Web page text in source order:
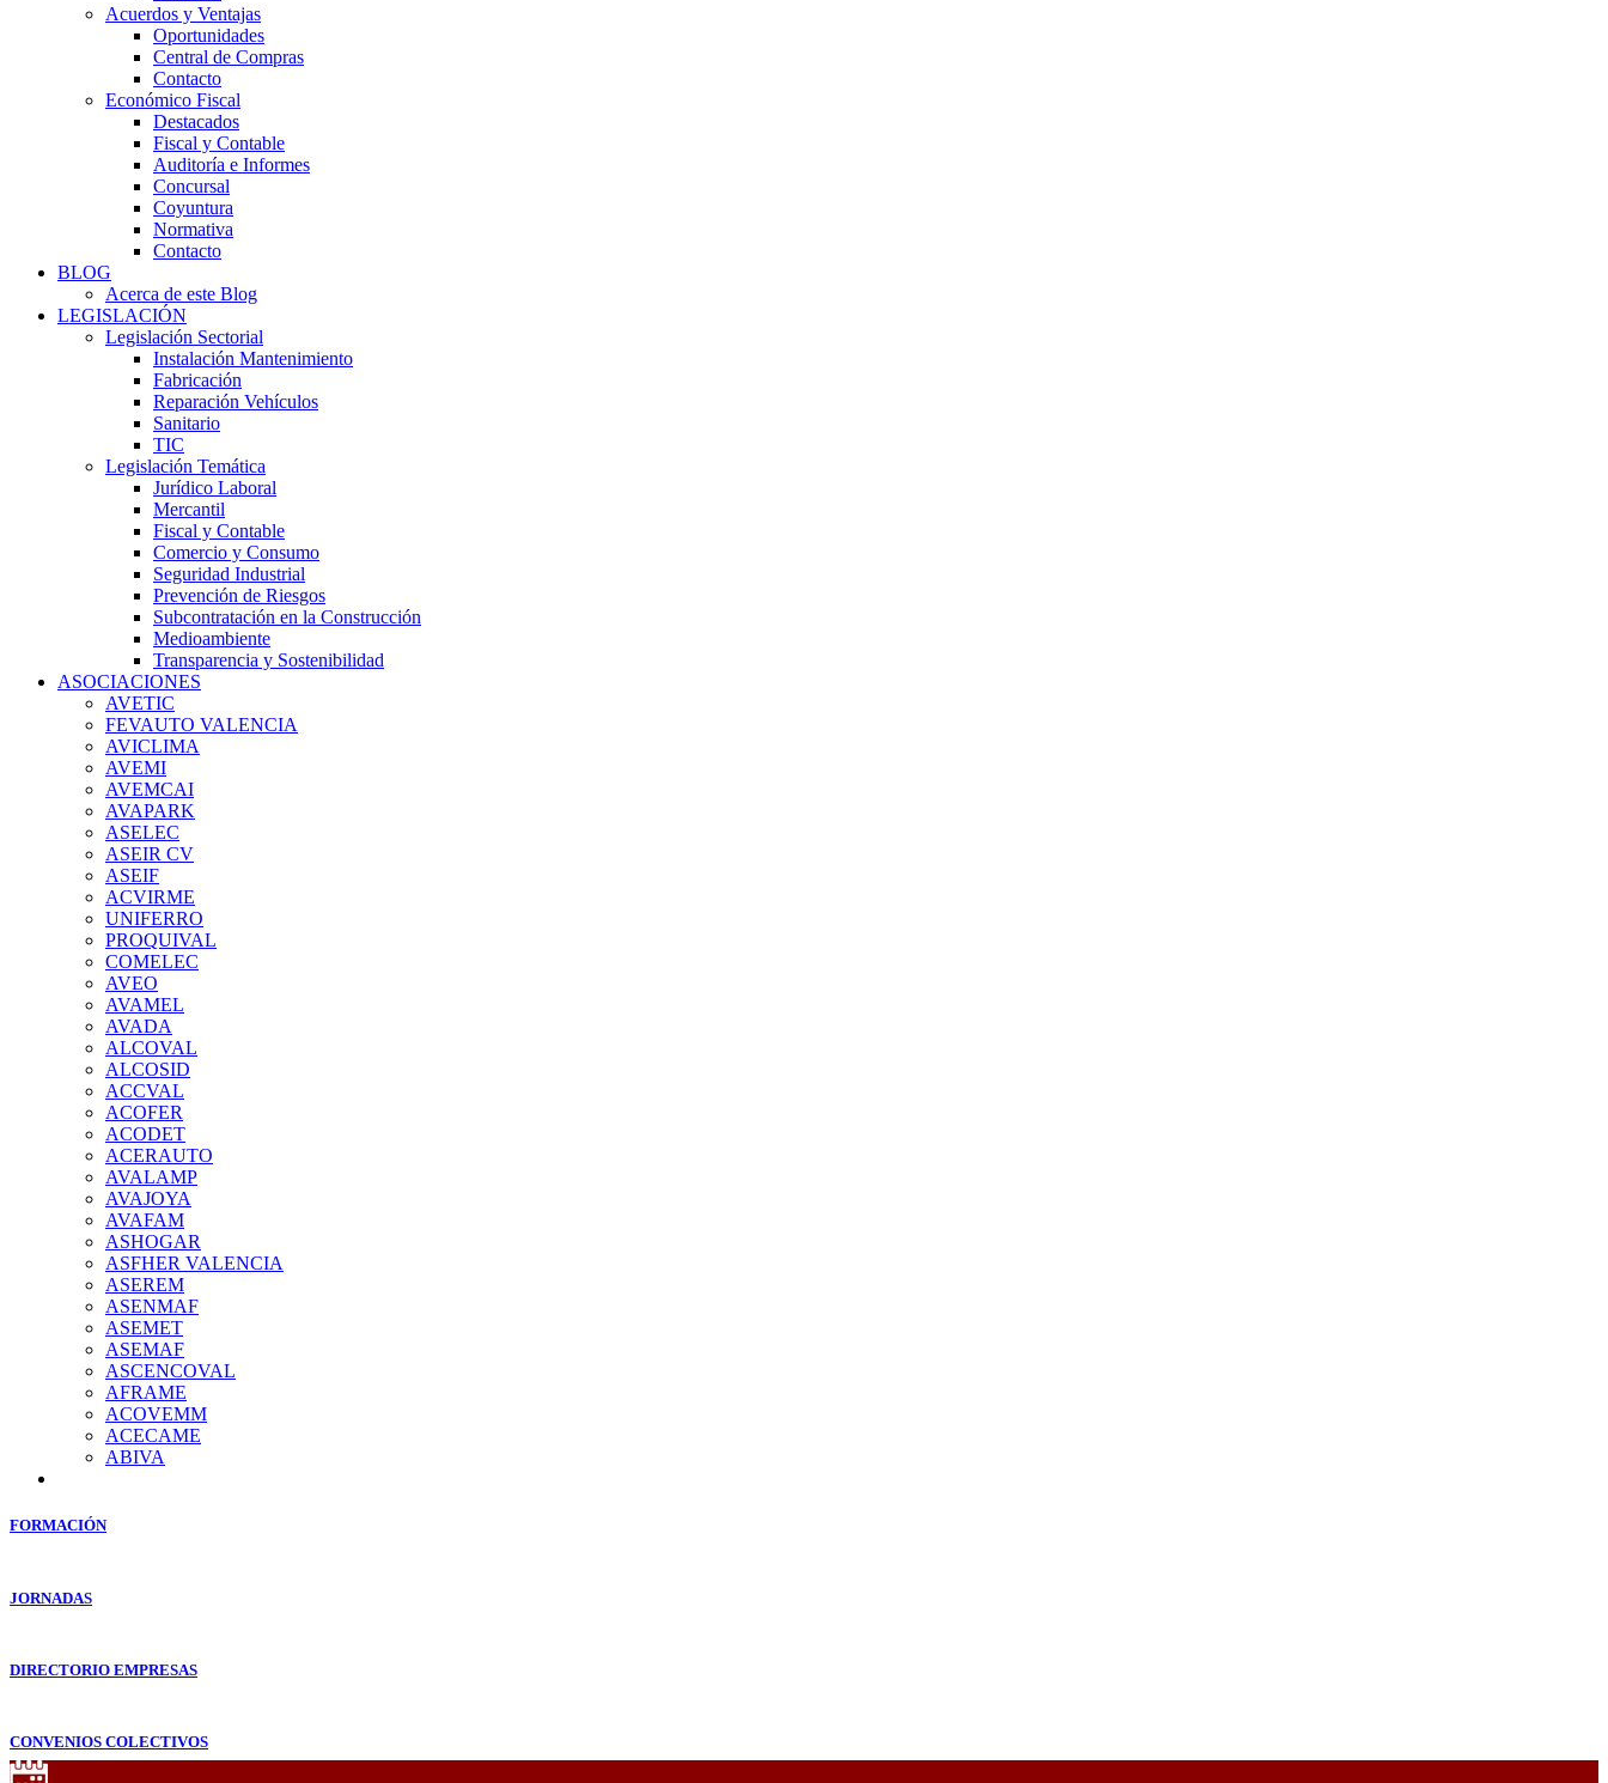
Acuerdos y Ventajas
Oportunidades
Central de Compras
Contacto
Económico Fiscal
Destacados
Fiscal y Contable
Auditoría e Informes
Concursal
Coyuntura
Normativa
Contacto
BLOG
Acerca de este Blog
LEGISLACIÓN
Legislación Sectorial
Instalación Mantenimiento
Fabricación
Reparación Vehículos
Sanitario
TIC
Legislación Temática
Jurídico Laboral
Mercantil
Fiscal y Contable
Comercio y Consumo
Seguridad Industrial
Prevención de Riesgos
Subcontratación en la Construcción
Medioambiente
Transparencia y Sostenibilidad
ASOCIACIONES
AVETIC
FEVAUTO VALENCIA
AVICLIMA
AVEMI
AVEMCAI
AVAPARK
ASELEC
ASEIR CV
ASEIF
ACVIRME
UNIFERRO
PROQUIVAL
COMELEC
AVEO
AVAMEL
AVADA
ALCOVAL
ALCOSID
ACCVAL
ACOFER
ACODET
ACERAUTO
AVALAMP
AVAJOYA
AVAFAM
ASHOGAR
ASFHER VALENCIA
ASEREM
ASENMAF
ASEMET
ASEMAF
ASCENCOVAL
AFRAME
ACOVEMM
ACECAME
ABIVA
FORMACIÓN
JORNADAS
DIRECTORIO EMPRESAS
CONVENIOS COLECTIVOS